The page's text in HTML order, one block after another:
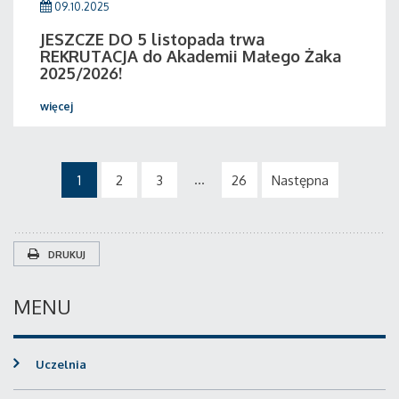
09.10.2025
JESZCZE DO 5 listopada trwa
REKRUTACJA do Akademii Małego Żaka
2025/2026!
więcej
1 2 3 ... 26 Następna
DRUKUJ
MENU
Uczelnia